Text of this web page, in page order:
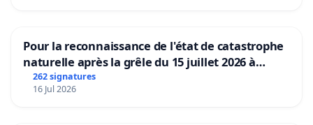
Pour la reconnaissance de l'état de catastrophe
naturelle après la grêle du 15 juillet 2026 à
Aubenas et ses alentours
262 signatures
16 Jul 2026